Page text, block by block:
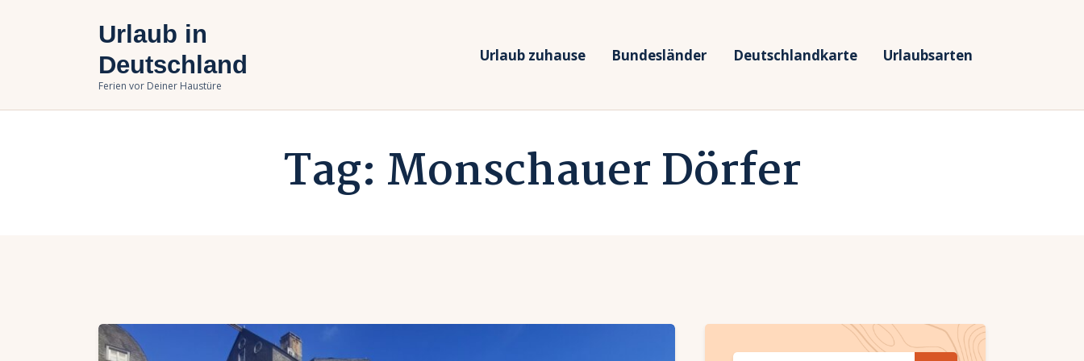
Urlaub in
Deutschland
Ferien vor Deiner Haustüre
Urlaub zuhause Bundesländer Deutschlandkarte Urlaubsarten
Tag: Monschauer Dörfer
Bundesländer
Urlaubsarten